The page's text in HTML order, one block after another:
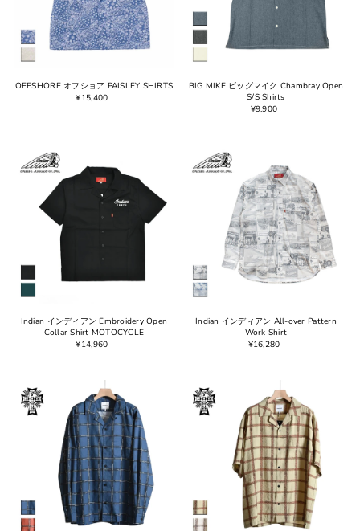
OFFSHORE オフショア PAISLEY SHIRTS
¥15,400
BIG MIKE ビッグマイク Chambray Open
S/S Shirts
¥9,900
Indian インディアン Embroidery Open
Collar Shirt MOTOCYCLE
¥14,960
Indian インディアン All-over Pattern
Work Shirt
¥16,280